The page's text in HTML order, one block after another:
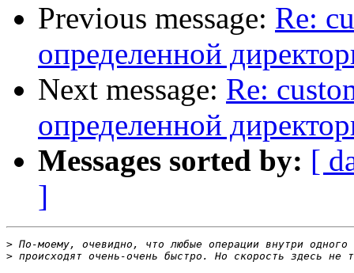
Previous message: Re:
определенной
Next message: Re:
определенной
Messages sorted by: [
]
>
>